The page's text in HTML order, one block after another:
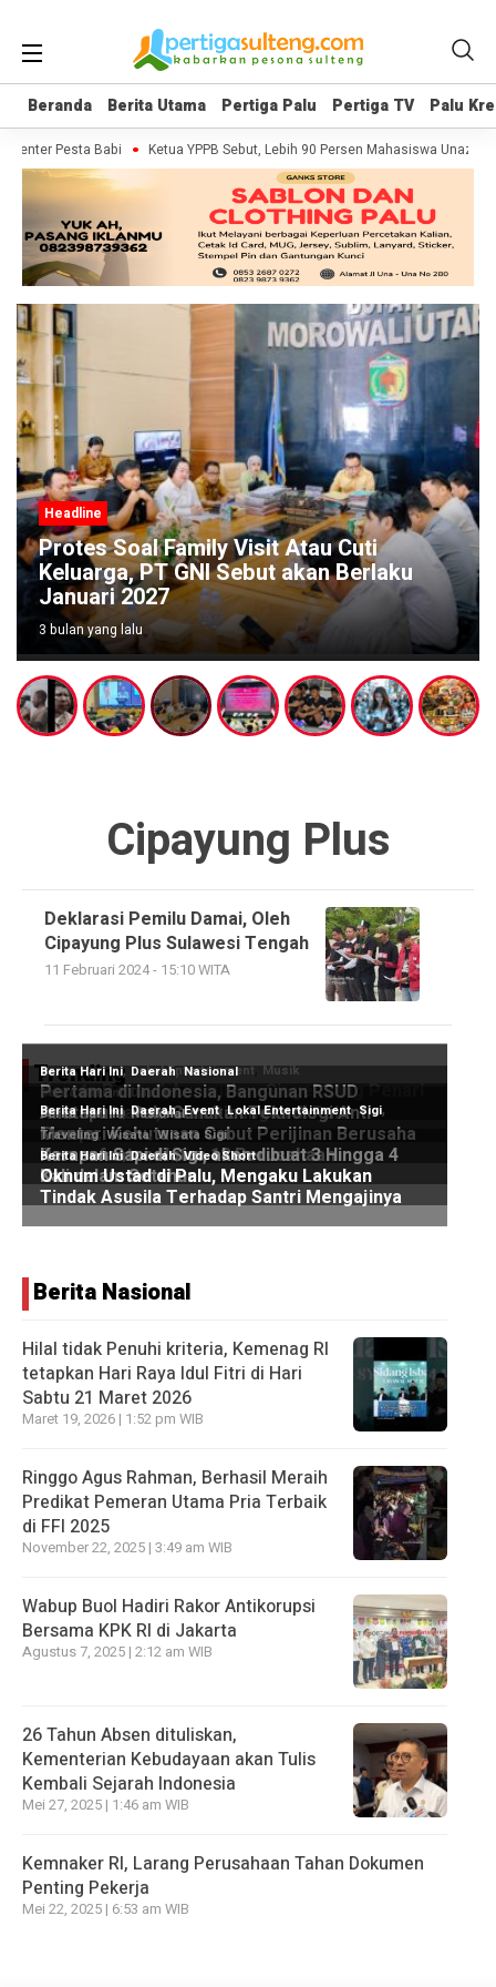
Beranda Berita Utama Pertiga Palu Pertiga TV Palu
Beranda Berita Utama Pertiga Palu Pertiga TV Palu
Pesta Babi Ketua YPPB Sebut, Lebih 90 Persen Mahasiswa
Headline
Wabup Poso Jemput Peluang
Kakao Sulawesi di Forum
Makassar
3 bulan yang lalu
Cipayung Plus
Deklarasi Pemilu Damai, Oleh
Cipayung Plus Sulawesi Tengah
11 Februari 2024 - 15:10 WITA
Trending
Berita Nasional
Hilal tidak Penuhi kriteria, Kemenag RI
tetapkan Hari Raya Idul Fitri di Hari
Sabtu 21 Maret 2026
Maret 19, 2026 | 1:52 pm WIB
Ringgo Agus Rahman, Berhasil Meraih
Predikat Pemeran Utama Pria Terbaik
di FFI 2025
November 22, 2025 | 3:49 am WIB
Wabup Buol Hadiri Rakor Antikorupsi
Bersama KPK RI di Jakarta
Agustus 7, 2025 | 2:12 am WIB
26 Tahun Absen dituliskan,
Kementerian Kebudayaan akan Tulis
Kembali Sejarah Indonesia
Mei 27, 2025 | 1:46 am WIB
Kemnaker RI, Larang Perusahaan Tahan Dokumen
Penting Pekerja
Mei 22, 2025 | 6:53 am WIB